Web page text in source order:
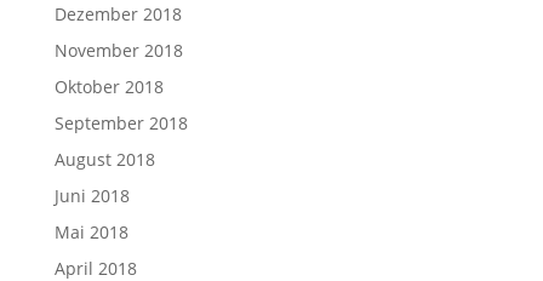
Dezember 2018
November 2018
Oktober 2018
September 2018
August 2018
Juni 2018
Mai 2018
April 2018